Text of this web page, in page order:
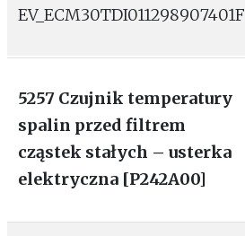
EV_ECM30TDI011298907401F
5257 Czujnik temperatury
spalin przed filtrem
cząstek stałych – usterka
elektryczna [P242A00]